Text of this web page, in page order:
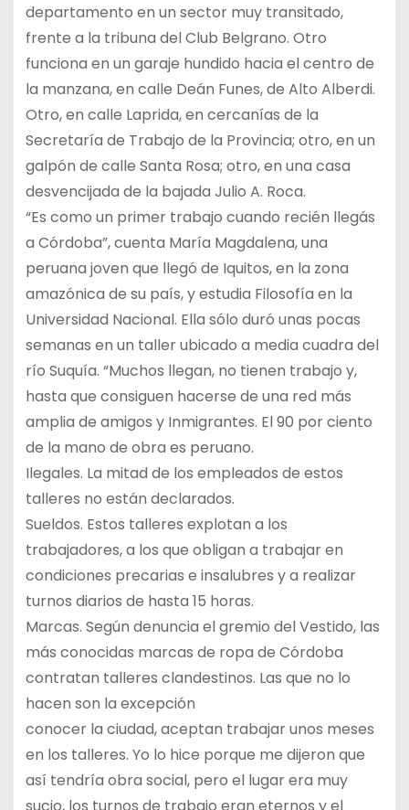
departamento en un sector muy transitado,
frente a la tribuna del Club Belgrano. Otro
funciona en un garaje hundido hacia el centro de
la manzana, en calle Deán Funes, de Alto Alberdi.
Otro, en calle Laprida, en cercanías de la
Secretaría de Trabajo de la Provincia; otro, en un
galpón de calle Santa Rosa; otro, en una casa
desvencijada de la bajada Julio A. Roca.
“Es como un primer trabajo cuando recién llegás
a Córdoba”, cuenta María Magdalena, una
peruana joven que llegó de Iquitos, en la zona
amazónica de su país, y estudia Filosofía en la
Universidad Nacional. Ella sólo duró unas pocas
semanas en un taller ubicado a media cuadra del
río Suquía. “Muchos llegan, no tienen trabajo y,
hasta que consiguen hacerse de una red más
amplia de amigos y Inmigrantes. El 90 por ciento
de la mano de obra es peruano.
Ilegales. La mitad de los empleados de estos
talleres no están declarados.
Sueldos. Estos talleres explotan a los
trabajadores, a los que obligan a trabajar en
condiciones precarias e insalubres y a realizar
turnos diarios de hasta 15 horas.
Marcas. Según denuncia el gremio del Vestido, las
más conocidas marcas de ropa de Córdoba
contratan talleres clandestinos. Las que no lo
hacen son la excepción
conocer la ciudad, aceptan trabajar unos meses
en los talleres. Yo lo hice porque me dijeron que
así tendría obra social, pero el lugar era muy
sucio, los turnos de trabajo eran eternos y el